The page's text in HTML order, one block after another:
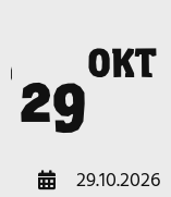
29OKT
29.10.2026